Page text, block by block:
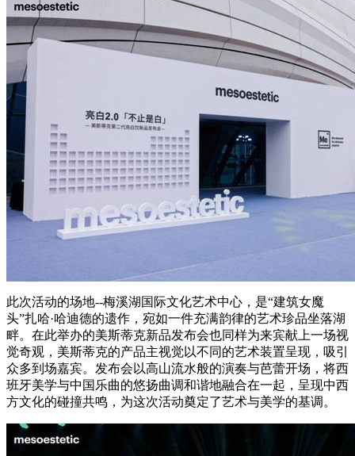
此次活动的场地--梅溪湖国际文化艺术中心，是“建筑女魔
头”扎哈·哈迪德的遗作，宛如一件充满韵律的艺术珍品坐落湖
畔。在此举办的美斯蒂克新品发布会也同样为来宾献上一场视
觉奇观，美斯蒂克的产品主视觉以不同的艺术装置呈现，吸引
众多到场嘉宾。发布会以高山流水般的演奏与芭蕾开场，将西
班牙美学与中国乐曲的悠扬曲调和谐地融合在一起，呈现中西
方文化的碰撞共鸣，为这次活动奠定了艺术与美学的基调。